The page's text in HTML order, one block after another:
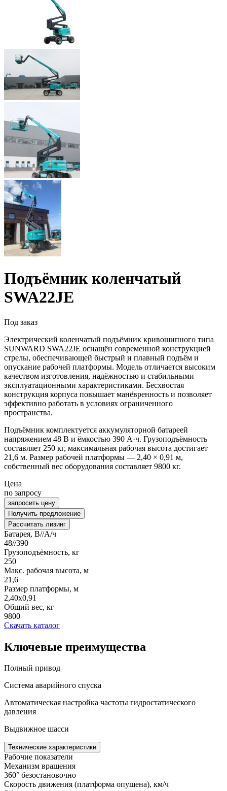
Подъёмник коленчатый
SWA22JE
Под заказ
Электрический коленчатый подъёмник кривошипного типа
SUNWARD SWA22JE оснащён современной конструкцией
стрелы, обеспечивающей быстрый и плавный подъём и
опускание рабочей платформы. Модель отличается высоким
качеством изготовления, надёжностью и стабильными
эксплуатационными характеристиками. Бесхвостая
конструкция корпуса повышает манёвренность и позволяет
эффективно работать в условиях ограниченного
пространства.
Подъёмник комплектуется аккумуляторной батареей
напряжением 48 В и ёмкостью 390 А·ч. Грузоподъёмность
составляет 250 кг, максимальная рабочая высота достигает
21,6 м. Размер рабочей платформы — 2,40 × 0,91 м,
собственный вес оборудования составляет 9800 кг.
Цена
по запросу
запросить цену
Получить предложение
Рассчитать лизинг
Батарея, В//А/ч
48//390
Грузоподъёмность, кг
250
Макс. рабочая высота, м
21,6
Размер платформы, м
2,40x0,91
Общий вес, кг
9800
Скачать каталог
Ключевые преимущества
Полный привод
Система аварийного спуска
Автоматическая настройка частоты гидростатического
давления
Выдвижное шасси
Технические характеристики
Рабочие показатели
Механизм вращения
360° безостановочно
Скорость движения (платформа опущена), км/ч